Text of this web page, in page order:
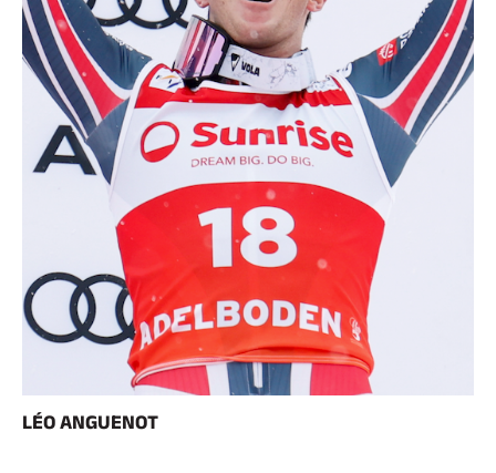
ESQUÍ DE FONDO
LÉO ANGUENOT